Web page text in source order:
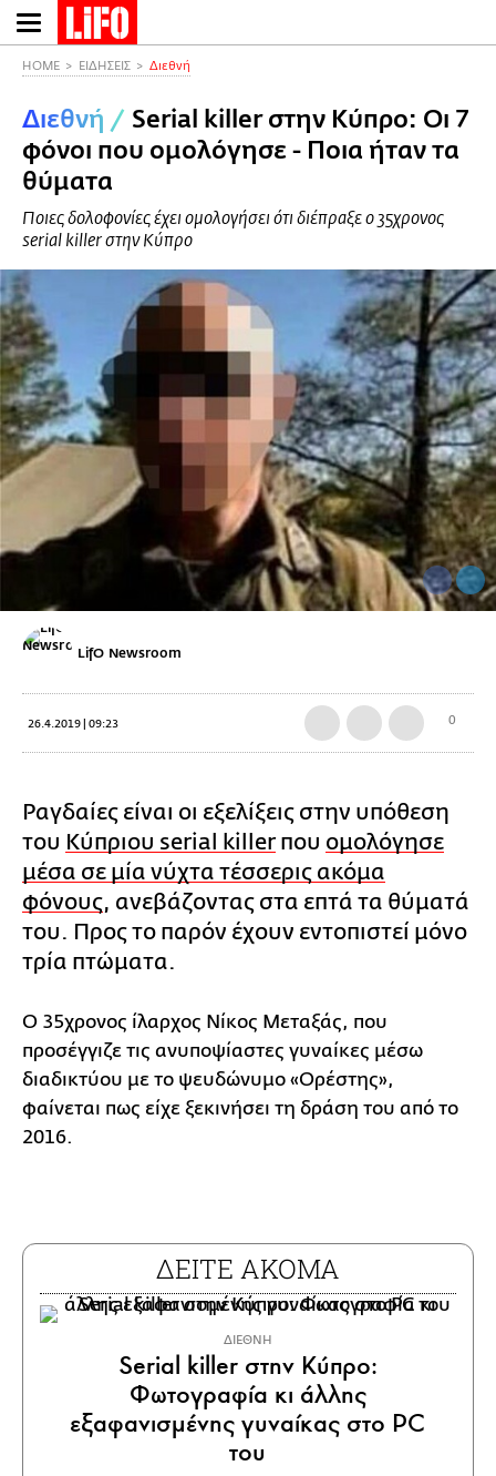
Παράκαμψη
προς
περιεχόμενο
HOME ΕΙΔΗΣΕΙΣ Διεθνή
Διεθνή / Serial killer στην Κύπρο: Οι 7
φόνοι που ομολόγησε - Ποια ήταν τα
θύματα
Ποιες δολοφονίες έχει ομολογήσει ότι διέπραξε ο 35χρονος
serial killer στην Κύπρο
LifO Newsroom
26.4.2019 | 09:23 0
Ραγδαίες είναι οι εξελίξεις στην υπόθεση
του Κύπριου serial killerπου ομολόγησε
μέσα σε μία νύχτα τέσσερις ακόμα
φόνους, ανεβάζοντας στα επτά τα θύματά
του. Προς το παρόν έχουν εντοπιστεί μόνο
τρία πτώματα.
Ο 35χρονος ίλαρχος Νίκος Μεταξάς, που
προσέγγιζε τις ανυποψίαστες γυναίκες μέσω
διαδικτύου με το ψευδώνυμο «Ορέστης»,
φαίνεται πως είχε ξεκινήσει τη δράση του από το
2016.
ΔΕΙΤΕ ΑΚΟΜΑ
ΔΙΕΘΝΗ
Serial killer στην Κύπρο:
Φωτογραφία κι άλλης
εξαφανισμένης γυναίκας στο PC
του